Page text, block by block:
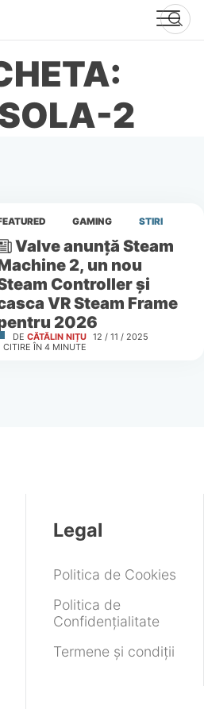
2
GAMING STIRI
Valve anunță Steam
2, un nou
Controller și
VR Steam Frame
2026
DE CĂTĂLIN NIȚU 12 / 11 / 2025
CITIRE ÎN 4 MINUTE
Legal
Politica de Cookies
Politica de
Confidențialitate
Termene și condiții